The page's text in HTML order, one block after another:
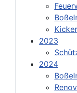
2023
2024